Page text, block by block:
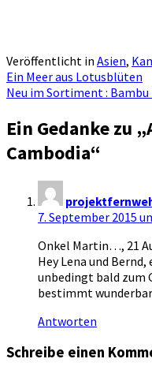
Veröffentlicht in Asien,
Artikel-
Navigation
Ein Meer aus Lotusblüten
Neu im Sortiment : Bambu
Ein Gedanke zu „
Cambodia“
7. September 2015
Onkel Martin…, 21
Hey Lena und
unbedingt bald zum
bestimmt
Antworten
Schreibe einen